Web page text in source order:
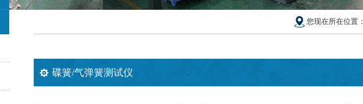
您现在所在位置：
碟簧/气弹簧测试仪